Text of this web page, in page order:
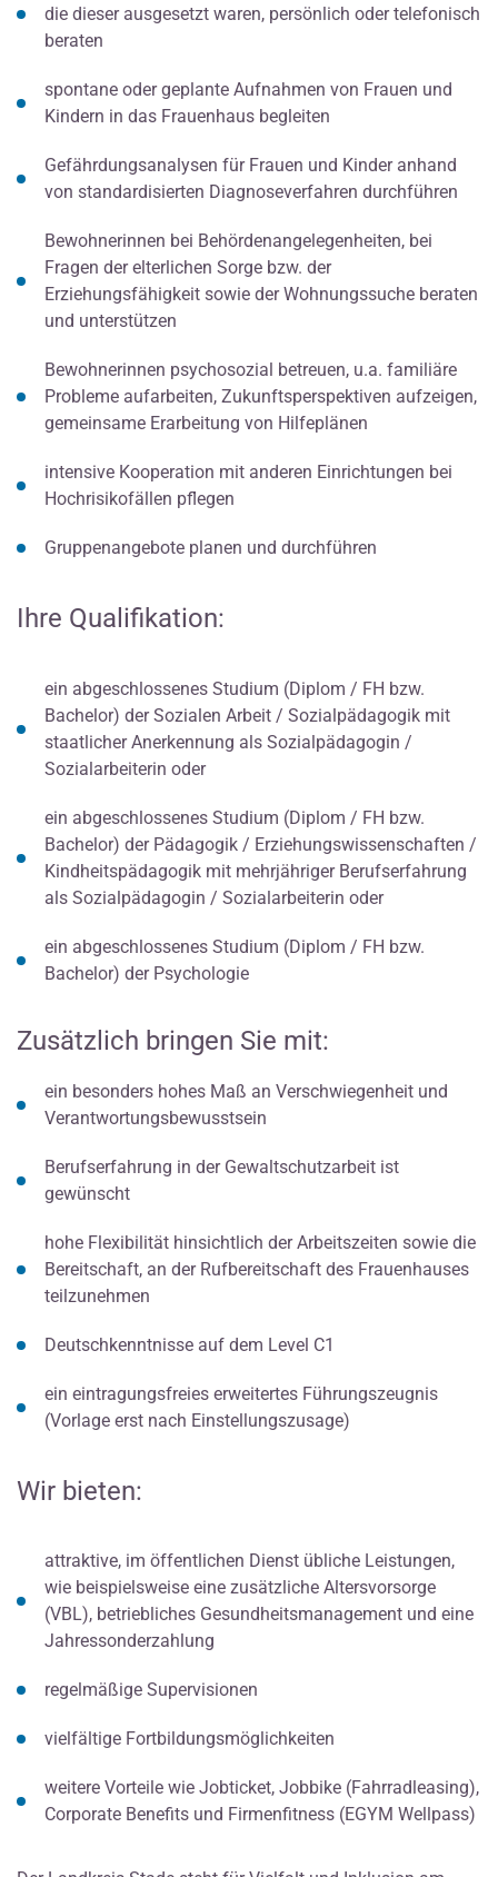
die dieser ausgesetzt waren, persönlich oder telefonisch
beraten
spontane oder geplante Aufnahmen von Frauen und
Kindern in das Frauenhaus begleiten
Gefährdungsanalysen für Frauen und Kinder anhand
von standardisierten Diagnoseverfahren durchführen
Bewohnerinnen bei Behördenangelegenheiten, bei
Fragen der elterlichen Sorge bzw. der
Erziehungsfähigkeit sowie der Wohnungssuche beraten
und unterstützen
Bewohnerinnen psychosozial betreuen, u.a. familiäre
Probleme aufarbeiten, Zukunftsperspektiven aufzeigen,
gemeinsame Erarbeitung von Hilfeplänen
intensive Kooperation mit anderen Einrichtungen bei
Hochrisikofällen pflegen
Gruppenangebote planen und durchführen
Ihre Qualifikation:
ein abgeschlossenes Studium (Diplom / FH bzw.
Bachelor) der Sozialen Arbeit / Sozialpädagogik mit
staatlicher Anerkennung als Sozialpädagogin /
Sozialarbeiterin oder
ein abgeschlossenes Studium (Diplom / FH bzw.
Bachelor) der Pädagogik / Erziehungswissenschaften /
Kindheitspädagogik mit mehrjähriger Berufserfahrung
als Sozialpädagogin / Sozialarbeiterin oder
ein abgeschlossenes Studium (Diplom / FH bzw.
Bachelor) der Psychologie
Zusätzlich bringen Sie mit:
ein besonders hohes Maß an Verschwiegenheit und
Verantwortungsbewusstsein
Berufserfahrung in der Gewaltschutzarbeit ist
gewünscht
hohe Flexibilität hinsichtlich der Arbeitszeiten sowie die
Bereitschaft, an der Rufbereitschaft des Frauenhauses
teilzunehmen
Deutschkenntnisse auf dem Level C1
ein eintragungsfreies erweitertes Führungszeugnis
(Vorlage erst nach Einstellungszusage)
Wir bieten:
attraktive, im öffentlichen Dienst übliche Leistungen,
wie beispielsweise eine zusätzliche Altersvorsorge
(VBL), betriebliches Gesundheitsmanagement und eine
Jahressonderzahlung
regelmäßige Supervisionen
vielfältige Fortbildungsmöglichkeiten
weitere Vorteile wie Jobticket, Jobbike (Fahrradleasing),
Corporate Benefits und Firmenfitness (EGYM Wellpass)